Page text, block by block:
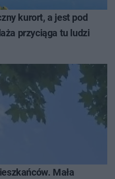
kurort, a jest pod
przyciąga tu ludzi
Mała